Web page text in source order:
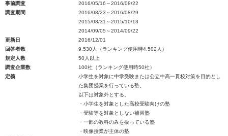
事前調査
2016/05/16～2016/08/22
調査期間
2016/08/23～2016/08/29
2015/08/31～2015/10/13
2014/09/05～2014/09/22
更新日
2016/12/01
回答者数
9,530人（ランキング使用時4,502人）
規定人数
50人以上
調査企業数
100社（ランキング使用時50社）
定義
小学生を対象に中学受験または公立中高一貫校対策を目的とし
た集団授業を行っている塾。
以下は対象外とする。
・小学生を対象とした高校受験向けの塾
・受験等を対象としない補習塾
・一部の教科のみを扱っている塾
・映像授業が主体の塾